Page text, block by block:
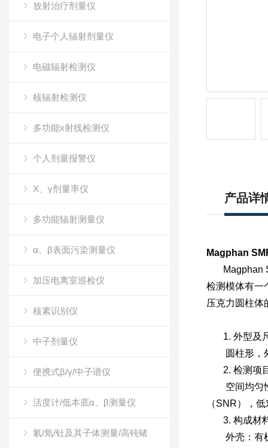
放射治疗剂量仪
电子个人辐射剂量仪
电磁辐射检测仪
核辐射检测仪
多功能x射线检测仪
个人剂量报警仪
X、γ剂量率仪
多功能辐射测量仪
α、β表面污染测量仪
加压电离室巡检仪
核素识别仪
中子剂量仪
便携式β/γ/中子谱仪
活度计/低本底α、β测量仪
氡/氚/钍及其子体测量/高钝锗
产品详
Magphan
Magphan
检测模体有一
压克力圆柱体
1. 外型及
圆柱形，
2. 检测项
空间均匀
（SNR），
3. 构成材
外壳：有机